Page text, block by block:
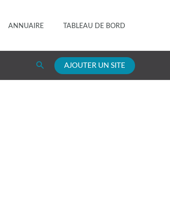
ANNUAIRE TABLEAU DE BORD
RechercherAJOUTER UN SITE